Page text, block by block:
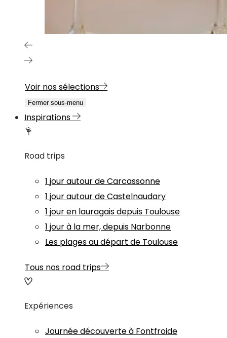
Voir nos sélections
Fermer sous-menu
Inspirations
Road trips
1 jour autour de Carcassonne
1 jour autour de Castelnaudary
1 jour en lauragais depuis Toulouse
1 jour à la mer, depuis Narbonne
Les plages au départ de Toulouse
Tous nos road trips
Expériences
Journée découverte à Fontfroide